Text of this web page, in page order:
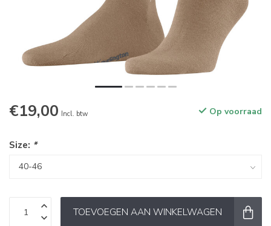
€19,00 Incl. btw Op voorraad
Size: *
TOEVOEGEN AAN WINKELWAGEN